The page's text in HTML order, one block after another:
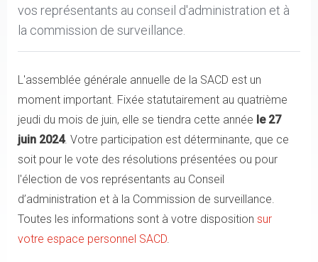
vos représentants au conseil d'administration et à
la commission de surveillance.
L'assemblée générale annuelle de la SACD est un
moment important. Fixée statutairement au quatrième
jeudi du mois de juin, elle se tiendra cette année le 27
juin 2024. Votre participation est déterminante, que ce
soit pour le vote des résolutions présentées ou pour
l'élection de vos représentants au Conseil
d’administration et à la Commission de surveillance.
Toutes les informations sont à votre disposition sur
votre espace personnel SACD.